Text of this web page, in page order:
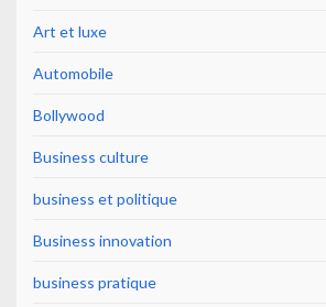
Art et luxe
Automobile
Bollywood
Business culture
business et politique
Business innovation
business pratique